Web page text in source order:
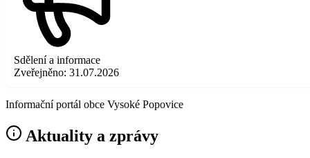
Sdělení a informace
Zveřejněno: 31.07.2026
Informační portál obce Vysoké Popovice
Aktuality a zprávy